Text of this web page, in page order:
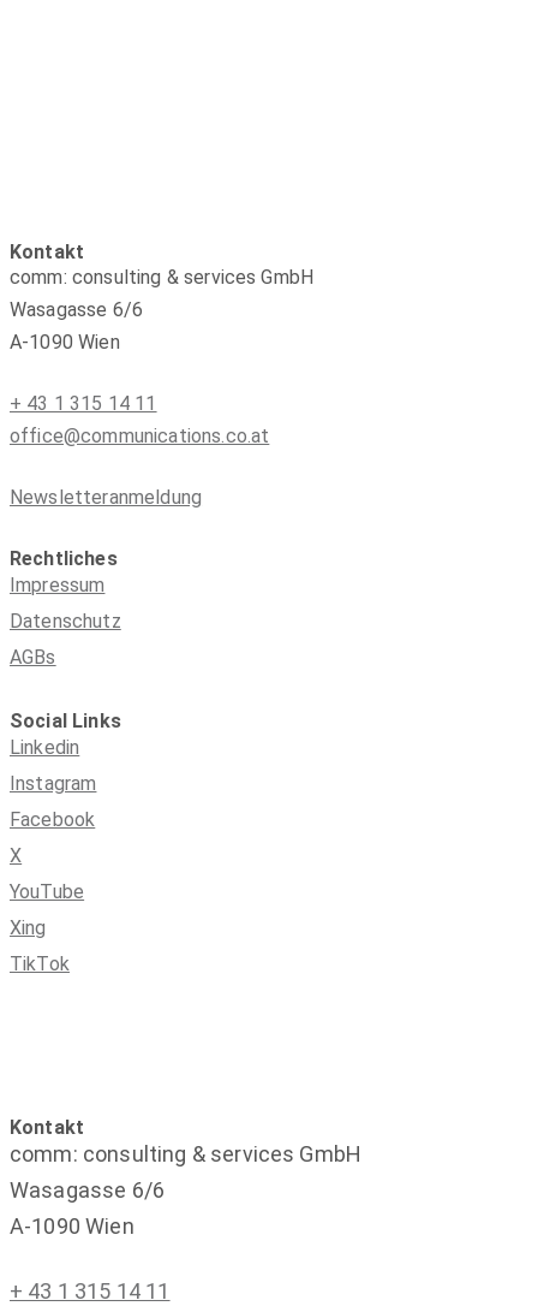
Kontakt
comm: consulting & services GmbH
Wasagasse 6/6
A-1090 Wien
+ 43 1 315 14 11
office@communications.co.at
Newsletteranmeldung
Rechtliches
Impressum
Datenschutz
AGBs
Social Links
Linkedin
Instagram
Facebook
X
YouTube
Xing
TikTok
Kontakt
comm: consulting & services GmbH
Wasagasse 6/6
A-1090 Wien
+ 43 1 315 14 11